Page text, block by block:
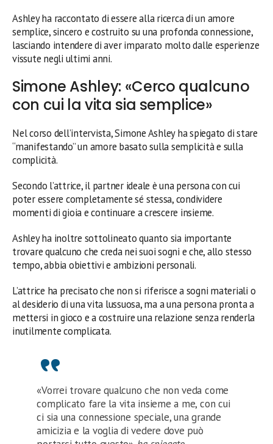
Ashley ha raccontato di essere alla ricerca di un amore
semplice, sincero e costruito su una profonda connessione,
lasciando intendere di aver imparato molto dalle esperienze
vissute negli ultimi anni.
Simone Ashley: «Cerco qualcuno
con cui la vita sia semplice»
Nel corso dell’intervista, Simone Ashley ha spiegato di stare
“manifestando” un amore basato sulla semplicità e sulla
complicità.
Secondo l’attrice, il partner ideale è una persona con cui
poter essere completamente sé stessa, condividere
momenti di gioia e continuare a crescere insieme.
Ashley ha inoltre sottolineato quanto sia importante
trovare qualcuno che creda nei suoi sogni e che, allo stesso
tempo, abbia obiettivi e ambizioni personali.
L’attrice ha precisato che non si riferisce a sogni materiali o
al desiderio di una vita lussuosa, ma a una persona pronta a
mettersi in gioco e a costruire una relazione senza renderla
inutilmente complicata.
«Vorrei trovare qualcuno che non veda come
complicato fare la vita insieme a me, con cui
ci sia una connessione speciale, una grande
amicizia e la voglia di vedere dove può